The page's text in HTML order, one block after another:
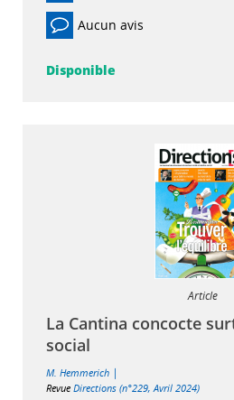
Aucun avis
Disponible
Article
La Cantina concocte
social
M. Hemmerich |
Revue Directions (n°229, Avril 2024)